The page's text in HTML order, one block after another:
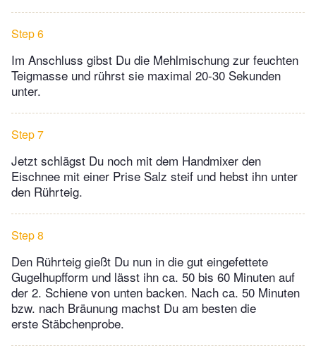
Step 6
Im Anschluss gibst Du die Mehlmischung zur feuchten
Teigmasse und rührst sie maximal 20-30 Sekunden
unter.
Step 7
Jetzt schlägst Du noch mit dem Handmixer den
Eischnee mit einer Prise Salz steif und hebst ihn unter
den Rührteig.
Step 8
Den Rührteig gießt Du nun in die gut eingefettete
Gugelhupfform und lässt ihn ca. 50 bis 60 Minuten auf
der 2. Schiene von unten backen. Nach ca. 50 Minuten
bzw. nach Bräunung machst Du am besten die
erste Stäbchenprobe.